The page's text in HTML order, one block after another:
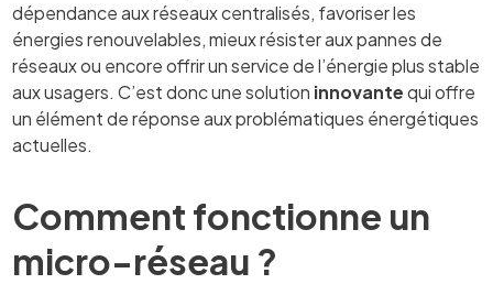
dépendance aux réseaux centralisés, favoriser les
énergies renouvelables, mieux résister aux pannes de
réseaux ou encore offrir un service de l’énergie plus stable
aux usagers. C’est donc une solution innovantequi offre
un élément de réponse aux problématiques énergétiques
actuelles.
Comment fonctionne un
micro-réseau ?